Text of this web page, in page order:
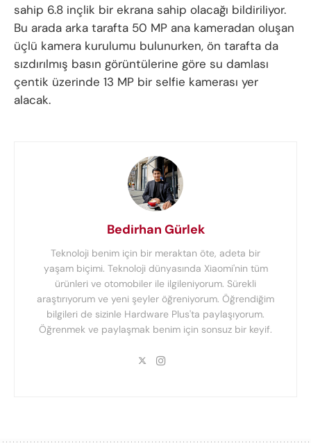
sahip 6.8 inçlik bir ekrana sahip olacağı bildiriliyor.
Bu arada arka tarafta 50 MP ana kameradan oluşan
üçlü kamera kurulumu bulunurken, ön tarafta da
sızdırılmış basın görüntülerine göre su damlası
çentik üzerinde 13 MP bir selfie kamerası yer
alacak.
Bedirhan Gürlek
Teknoloji benim için bir meraktan öte, adeta bir
yaşam biçimi. Teknoloji dünyasında Xiaomi'nin tüm
ürünleri ve otomobiler ile ilgileniyorum. Sürekli
araştırıyorum ve yeni şeyler öğreniyorum. Öğrendiğim
bilgileri de sizinle Hardware Plus'ta paylaşıyorum.
Öğrenmek ve paylaşmak benim için sonsuz bir keyif.